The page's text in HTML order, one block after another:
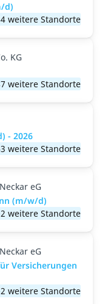
d)
weitere Standorte
KG
weitere Standorte
- 2026
weitere Standorte
eG
(m/w/d)
weitere Standorte
eG
Versicherungen
weitere Standorte